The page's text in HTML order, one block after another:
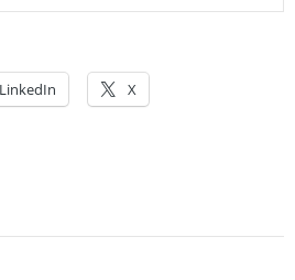
LinkedIn X